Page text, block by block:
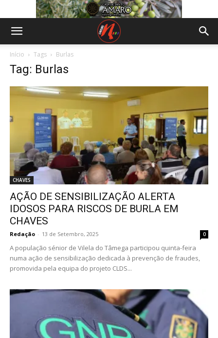
Início Tags Burlas
Tag: Burlas
CHAVES
AÇÃO DE SENSIBILIZAÇÃO ALERTA
IDOSOS PARA RISCOS DE BURLA EM
CHAVES
Redação - 13 de Setembro, 2025 0
A população sénior de Vilela do Tâmega participou quinta-feira
numa ação de sensibilização dedicada à prevenção de fraudes,
promovida pela equipa do projeto CLDS...